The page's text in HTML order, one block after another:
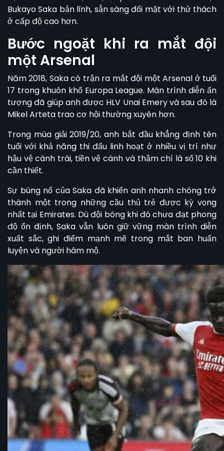
Bukayo Saka bản lĩnh, sẵn sàng đối mặt với thử thách
ở cấp độ cao hơn.
Bước ngoặt khi ra mắt đội
một Arsenal
Năm 2018, Saka có trận ra mắt đội một Arsenal ở tuổi
17 trong khuôn khổ Europa League. Màn trình diễn ấn
tượng đã giúp anh được HLV Unai Emery và sau đó là
Mikel Arteta trao cơ hội thường xuyên hơn.
Trong mùa giải 2019/20, anh bắt đầu khẳng định tên
tuổi với khả năng thi đấu linh hoạt ở nhiều vị trí như
hậu vệ cánh trái, tiền vệ cánh và thậm chí là số 10 khi
cần thiết.
Sự bùng nổ của Saka đã khiến anh nhanh chóng trở
thành một trong những cầu thủ trẻ được kỳ vọng
nhất tại Emirates. Dù đội bóng khi đó chưa đạt phong
độ ổn định, Saka vẫn luôn giữ vững màn trình diễn
xuất sắc, ghi điểm mạnh mẽ trong mắt ban huấn
luyện và người hâm mộ.